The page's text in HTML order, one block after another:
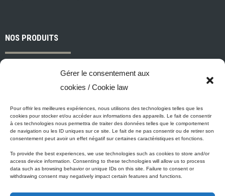
Gérer le consentement aux
cookies / Cookie law
Pour offrir les meilleures expériences, nous utilisons des technologies telles que les
cookies pour stocker et/ou accéder aux informations des appareils. Le fait de consentir
à ces technologies nous permettra de traiter des données telles que le comportement
de navigation ou les ID uniques sur ce site. Le fait de ne pas consentir ou de retirer son
consentement peut avoir un effet négatif sur certaines caractéristiques et fonctions.
To provide the best experiences, we use technologies such as cookies to store and/or
access device information. Consenting to these technologies will allow us to process
data such as browsing behavior or unique IDs on this site. Failure to consent or
withdrawing consent may negatively impact certain features and functions.
NOS PRODUITS
Peintures et apprêts d’intérieur
Industriel, commercial et municipal
Nettoyage, préparation des surfaces et divers
Outils et accessoires de peinture
ÉCO-PROMESSE DE MICCA